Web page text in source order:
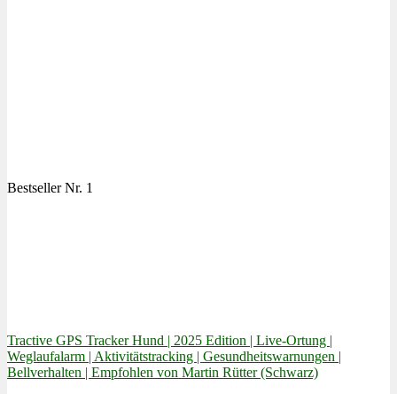
Bestseller Nr. 1
Tractive GPS Tracker Hund | 2025 Edition | Live-Ortung |
Weglaufalarm | Aktivitätstracking | Gesundheitswarnungen |
Bellverhalten | Empfohlen von Martin Rütter (Schwarz)